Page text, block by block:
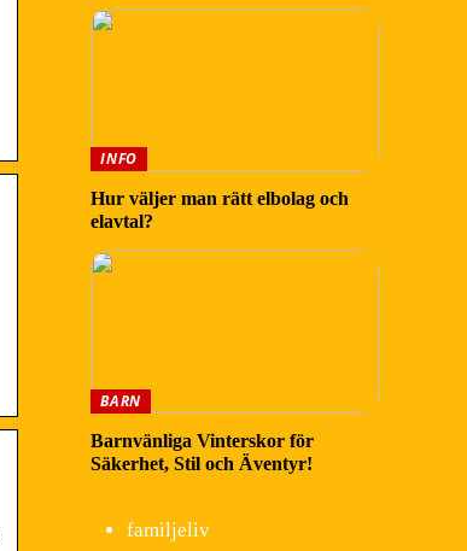
INFO
Hur väljer man rätt elbolag och
elavtal?
BARN
Barnvänliga Vinterskor för
Säkerhet, Stil och Äventyr!
familjeliv